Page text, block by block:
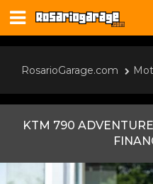
RosarioGarage.com
KTM 790